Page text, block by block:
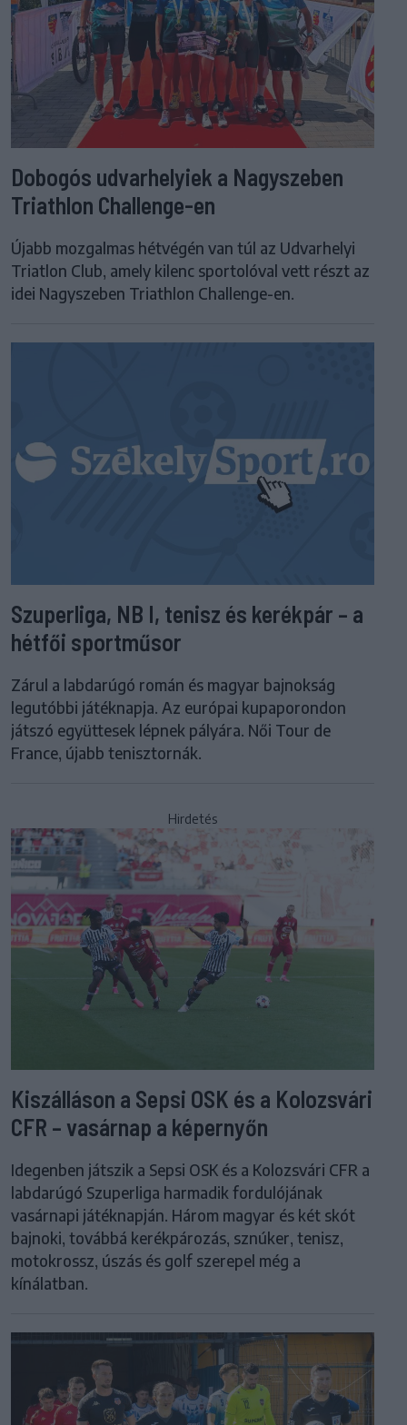
Dobogós udvarhelyiek a Nagyszeben
Triathlon Challenge-en
Újabb mozgalmas hétvégén van túl az Udvarhelyi
Triatlon Club, amely kilenc sportolóval vett részt az
idei Nagyszeben Triathlon Challenge-en.
Szuperliga, NB I, tenisz és kerékpár – a
hétfői sportműsor
Zárul a labdarúgó román és magyar bajnokság
legutóbbi játéknapja. Az európai kupaporondon
játszó együttesek lépnek pályára. Női Tour de
France, újabb tenisztornák.
Hirdetés
Kiszálláson a Sepsi OSK és a Kolozsvári
CFR – vasárnap a képernyőn
Idegenben játszik a Sepsi OSK és a Kolozsvári CFR a
labdarúgó Szuperliga harmadik fordulójának
vasárnapi játéknapján. Három magyar és két skót
bajnoki, továbbá kerékpározás, sznúker, tenisz,
motokrossz, úszás és golf szerepel még a
kínálatban.